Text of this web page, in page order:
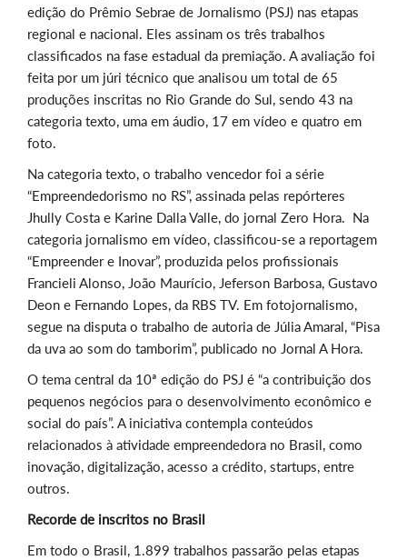
edição do Prêmio Sebrae de Jornalismo (PSJ) nas etapas
regional e nacional. Eles assinam os três trabalhos
classificados na fase estadual da premiação. A avaliação foi
feita por um júri técnico que analisou um total de 65
produções inscritas no Rio Grande do Sul, sendo 43 na
categoria texto, uma em áudio, 17 em vídeo e quatro em
foto.
Na categoria texto, o trabalho vencedor foi a série
“Empreendedorismo no RS”, assinada pelas repórteres
Jhully Costa e Karine Dalla Valle, do jornal Zero Hora. Na
categoria jornalismo em vídeo, classificou-se a reportagem
“Empreender e Inovar”, produzida pelos profissionais
Francieli Alonso, João Maurício, Jeferson Barbosa, Gustavo
Deon e Fernando Lopes, da RBS TV. Em fotojornalismo,
segue na disputa o trabalho de autoria de Júlia Amaral, “Pisa
da uva ao som do tamborim”, publicado no Jornal A Hora.
O tema central da 10ª edição do PSJ é “a contribuição dos
pequenos negócios para o desenvolvimento econômico e
social do país”. A iniciativa contempla conteúdos
relacionados à atividade empreendedora no Brasil, como
inovação, digitalização, acesso a crédito, startups, entre
outros.
Recorde de inscritos no Brasil
Em todo o Brasil, 1.899 trabalhos passarão pelas etapas